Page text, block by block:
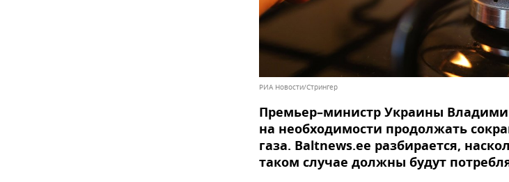
РИА Новости/Стрингер
Премьер–министр Украины
на необходимости продолжать
газа. Baltnews.ee разбирается,
таком случае должны будут